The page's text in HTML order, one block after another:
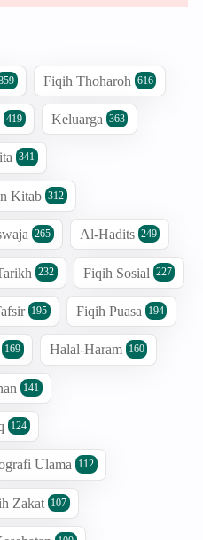
Fiqih Thoharoh 616
419 Keluarga 363
341
Kitab 312
265 Al-Hadits 249
232 Fiqih Sosial 227
195 Fiqih Puasa 194
169 Halal-Haram 160
141
124
Ulama 112
Zakat 107